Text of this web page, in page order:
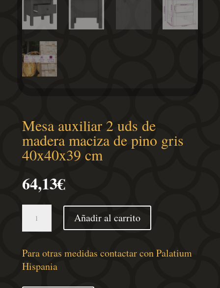
Mesa auxiliar 2 uds de
madera maciza de pino gris
40x40x39 cm
64,13€
auxiliar
uds
de
Añadir al carrito
Para otras medidas contactar con Palatium
Hispania